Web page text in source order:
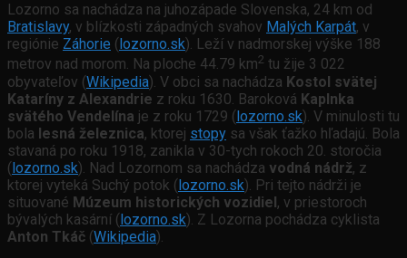
Lozorno sa nachádza na juhozápade Slovenska, 24 km od
Bratislavy, v blízkosti západných svahov Malých Karpát, v
regiónie Záhorie ( lozorno.sk). Leží v nadmorskej výške 188
metrov nad morom. Na ploche 44.79 km2 tu žije 3 022
obyvateľov (Wikipedia). V obci sa nachádza Kostol svätej
Kataríny z Alexandrie z roku 1630. Baroková Kaplnka
svätého Vendelína je z roku 1729 (lozorno.sk). V minulosti tu
bola lesná železnica, ktorej stopy sa však ťažko hľadajú. Bola
stavaná po roku 1918, zanikla v 30-tych rokoch 20. storočia
(lozorno.sk). Nad Lozornom sa nachádza vodná nádrž, z
ktorej vyteká Suchý potok (lozorno.sk). Pri tejto nádrži je
situované Múzeum historických vozidiel, v priestoroch
bývalých kasární (lozorno.sk). Z Lozorna pochádza cyklista
Anton Tkáč (Wikipedia).